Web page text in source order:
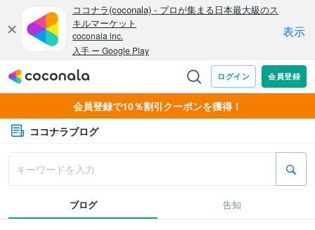
会員登録で10％割引クーポンを獲得！
ココナラブログ
ブログ 告知